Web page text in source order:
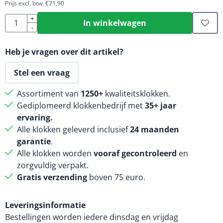
Prijs excl. btw:€71,90
Aantal
+
-
In winkelwagen
Heb je vragen over dit artikel?
Stel een vraag
Assortiment van 1250+ kwaliteitsklokken.
Gediplomeerd klokkenbedrijf met35+ jaar
ervaring.
Alle klokken geleverd inclusief24 maanden
garantie.
Alle klokken worden vooraf gecontroleerd en
zorgvuldig verpakt.
Gratis verzending boven 75 euro.
Leveringsinformatie
Bestellingen worden iedere dinsdag en vrijdag